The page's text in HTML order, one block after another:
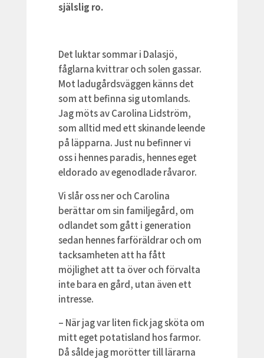
själslig ro.
Det luktar sommar i Dalasjö,
fåglarna kvittrar och solen gassar.
Mot ladugårdsväggen känns det
som att befinna sig utomlands.
Jag möts av Carolina Lidström,
som alltid med ett skinande leende
på läpparna. Just nu befinner vi
oss i hennes paradis, hennes eget
eldorado av egenodlade råvaror.
Vi slår oss ner och Carolina
berättar om sin familjegård, om
odlandet som gått i generation
sedan hennes farföräldrar och om
tacksamheten att ha fått
möjlighet att ta över och förvalta
inte bara en gård, utan även ett
intresse.
– När jag var liten fick jag sköta om
mitt eget potatisland hos farmor.
Då sålde jag morötter till lärarna